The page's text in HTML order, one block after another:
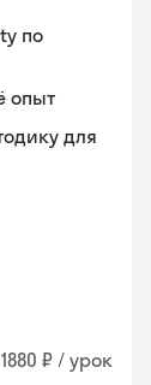
по
опыт
для
₽ / урок